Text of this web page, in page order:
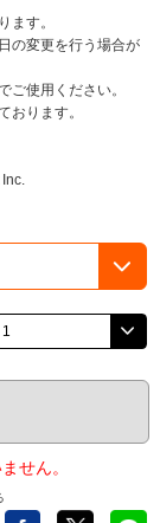
ます。
の変更を行う場合が
使用ください。
おります。
せん。